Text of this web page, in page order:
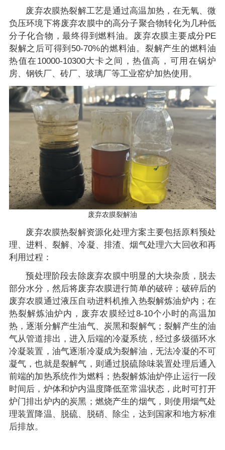
废弃农膜热裂解工艺是通过高温加热，在无氧、微
负压环境下将废弃农膜中的高分子聚合物转化为几种低
分子化合物，最终得到燃料油。废弃农膜主要成分PE
裂解之后可得到50-70%的燃料油。裂解产生的燃料油
热值在10000-10300大卡之间，热值高，可用在锅炉
房、钢铁厂、砖厂、玻璃厂等工业窑炉加热使用。
废弃农膜裂解油
废弃农膜热裂解资源化处理方案主要包括原料预处
理、进料、裂解、冷凝、排渣、烟气处理六大回收和再
利用过程：
预处理阶段去除废弃农膜中明显的大块杂质，脱去
部分水分，然后将废弃农膜进行简单的破碎；破碎后的
废弃农膜通过液压自动进料机推入热裂解炼油炉内；在
热裂解炼油炉内，废弃农膜经过8-10个小时的高温加
热，逐渐分解产生油气、炭黑和裂解气；裂解产生的油
气从管道排出，进入后端的冷凝系统，经过多级循环水
冷凝装置，油气逐渐冷凝成为裂解油，无法冷凝的不可
凝气，也就是裂解气，则通过脱硫除味装置处理后通入
前端的加热系统作为燃料；热裂解炼油炉停止运行一段
时间后，炉体和炉内温度降低至常温状态，此时可打开
炉门排出炉内的炭黑；燃烧产生的烟气，则使用烟气处
理装置降温、脱硫、脱硝、除尘，达到国家和地方标准
后排放。